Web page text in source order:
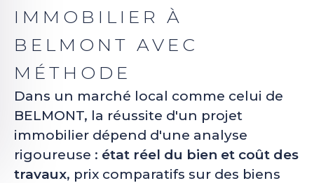
IMMOBILIER À
BELMONT AVEC
MÉTHODE
Dans un marché local comme celui de
BELMONT, la réussite d'un projet
immobilier dépend d'une analyse
rigoureuse : état réel du bien et coût des
travaux, prix comparatifs sur des biens